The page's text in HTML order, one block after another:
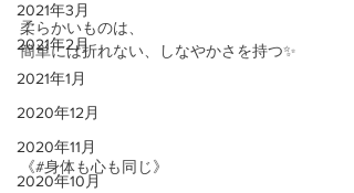
2021年3月
2021年2月
2021年1月
2020年12月
2020年11月
2020年10月
柔らかいものは、
簡単には折れない、しなやかさを持つ✨
《#身体も心も同じ》